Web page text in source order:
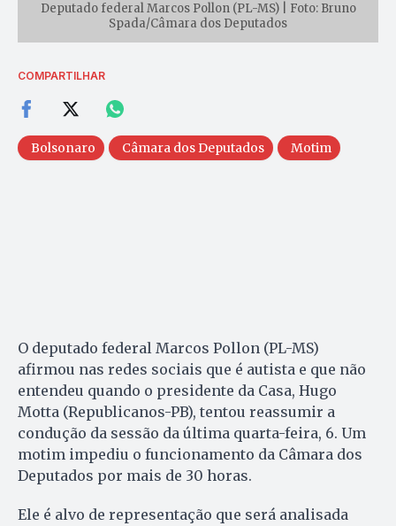
Deputado federal Marcos Pollon (PL-MS) | Foto: Bruno
Spada/Câmara dos Deputados
COMPARTILHAR
Bolsonaro Câmara dos Deputados Motim
O deputado federal Marcos Pollon (PL-MS)
afirmou nas redes sociais que é autista e que não
entendeu quando o presidente da Casa, Hugo
Motta (Republicanos-PB), tentou reassumir a
condução da sessão da última quarta-feira, 6. Um
motim impediu o funcionamento da Câmara dos
Deputados por mais de 30 horas.
Ele é alvo de representação que será analisada